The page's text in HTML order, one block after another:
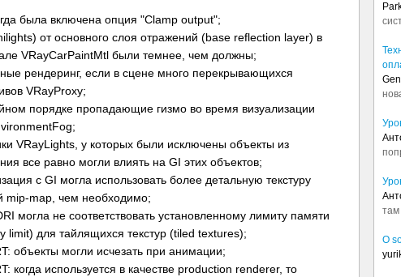
была включена опция "Clamp output";
от основного слоя отражений (base reflection layer) в
VRayCarPaintMtl были темнее, чем должны;
рендеринг, если в сцене много перекрывающихся
VRayProxy;
порядке пропадающие гизмо во время визуализации
VRayLights, у которых были исключены объекты из
все равно могли влиять на GI этих объектов;
с GI могла использовать более детальную текстуру
mip-map, чем необходимо;
могла не соответствовать установленному лимиту памяти
limit) для тайлящихся текстур (tiled textures);
объекты могли исчезать при анимации;
когда используется в качестве production renderer, то
там
О